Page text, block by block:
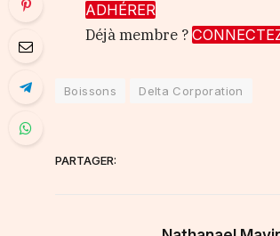
ADHÉRER
Déjà membre ?
Boissons Delta Corporation
PARTAGER: